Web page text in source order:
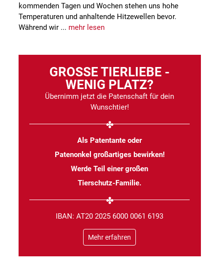
kommenden Tagen und Wochen stehen uns hohe
Temperaturen und anhaltende Hitzewellen bevor.
Während wir ... mehr lesen
GROSSE TIERLIEBE - W
ENIG PLATZ?
Übernimm jetzt die Patenschaft für dein
Wunschtier!
Als Patentante oder
Patenonkel großartiges bewirken!
Werde Teil einer großen
Tierschutz-Familie.
IBAN: AT20 2025 6000 0061 6193
Mehr erfahren